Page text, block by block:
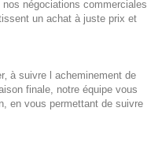
négociations commerciales
un achat à juste prix et
à suivre l acheminement de
finale, notre équipe vous
en vous permettant de suivre